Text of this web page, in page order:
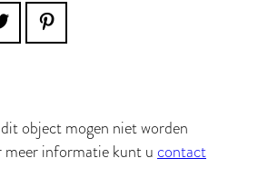
object mogen niet worden
meer informatie kunt u contact